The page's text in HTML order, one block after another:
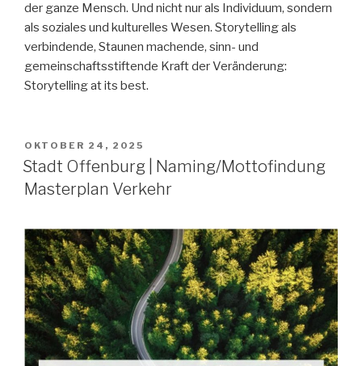
der ganze Mensch. Und nicht nur als Individuum, sondern
als soziales und kulturelles Wesen. Storytelling als
verbindende, Staunen machende, sinn- und
gemeinschaftsstiftende Kraft der Veränderung:
Storytelling at its best.
VERÖFFENTLICHT
AM
OKTOBER 24, 2025
Stadt Offenburg | Naming/Mottofindung
Masterplan Verkehr